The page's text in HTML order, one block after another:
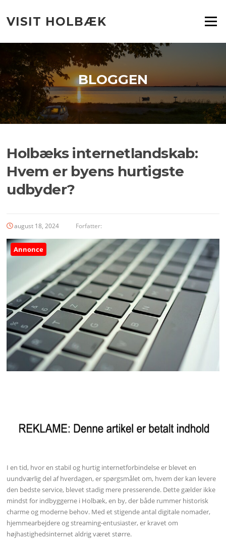
indhold
VISIT HOLBÆK Menu
BLOGGEN
Holbæks internetlandskab:
Hvem er byens hurtigste
udbyder?
august 18, 2024 Forfatter:
Annonce
I en tid, hvor en stabil og hurtig internetforbindelse er blevet en
uundværlig del af hverdagen, er spørgsmålet om, hvem der kan levere
den bedste service, blevet stadig mere presserende. Dette gælder ikke
mindst for indbyggerne i Holbæk, en by, der både rummer historisk
charme og moderne behov. Med et stigende antal digitale nomader,
hjemmearbejdere og streaming-entusiaster, er kravet om
højhastighedsinternet aldrig været større.